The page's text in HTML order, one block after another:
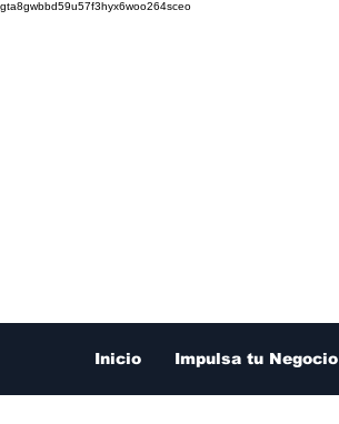
gta8gwbbd59u57f3hyx6woo264sceo
Inicio Impulsa tu Negocio